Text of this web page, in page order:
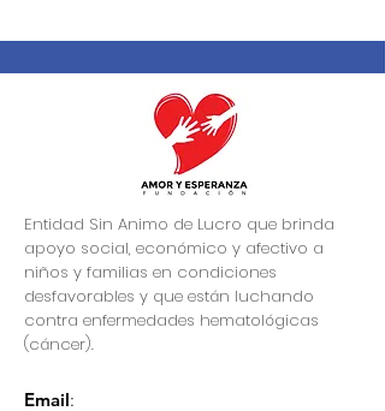
Entidad Sin Animo de Lucro que brinda
apoyo social, económico y afectivo a
niños y familias en condiciones
desfavorables y que están luchando
contra enfermedades hematológicas
(cáncer).
Email: